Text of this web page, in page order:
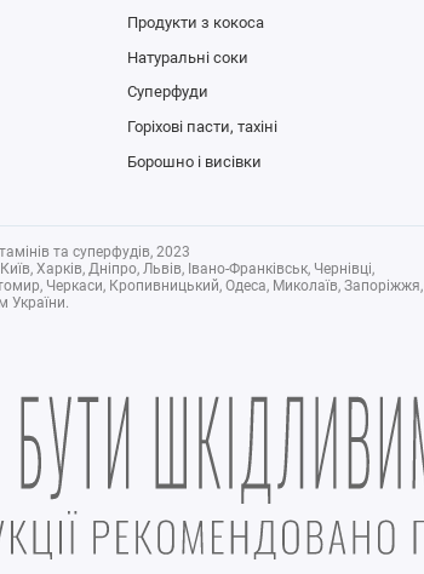
Продукти з кокоса
Натуральні соки
Суперфуди
Горіхові пасти, тахіні
Борошно і висівки
та суперфудів, 2023
Харків, Дніпро, Львів, Івано-Франківськ, Чернівці,
Черкаси, Кропивницький, Одеса, Миколаїв, Запоріжжя,
України.